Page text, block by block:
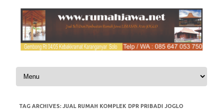
Skip to content
TAG ARCHIVES: JUAL RUMAH KOMPLEK DPR PRIBADI JOGLO